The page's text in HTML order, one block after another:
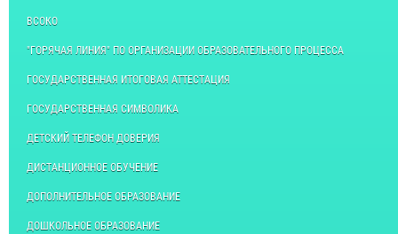
ВСОКО
"ГОРЯЧАЯ ЛИНИЯ" ПО ОРГАНИЗАЦИИ ОБРАЗОВАТЕЛЬНОГО ПРОЦЕССА
ГОСУДАРСТВЕННАЯ ИТОГОВАЯ АТТЕСТАЦИЯ
ГОСУДАРСТВЕННАЯ СИМВОЛИКА
ДЕТСКИЙ ТЕЛЕФОН ДОВЕРИЯ
ДИСТАНЦИОННОЕ ОБУЧЕНИЕ
ДОПОЛНИТЕЛЬНОЕ ОБРАЗОВАНИЕ
ДОШКОЛЬНОЕ ОБРАЗОВАНИЕ